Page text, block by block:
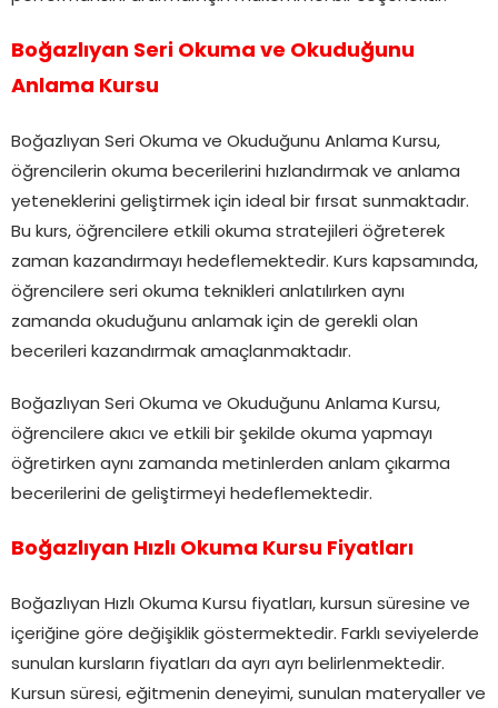
Boğazlıyan Seri Okuma ve Okuduğunu
Anlama Kursu
Boğazlıyan Seri Okuma ve Okuduğunu Anlama Kursu,
öğrencilerin okuma becerilerini hızlandırmak ve anlama
yeteneklerini geliştirmek için ideal bir fırsat sunmaktadır.
Bu kurs, öğrencilere etkili okuma stratejileri öğreterek
zaman kazandırmayı hedeflemektedir. Kurs kapsamında,
öğrencilere seri okuma teknikleri anlatılırken aynı
zamanda okuduğunu anlamak için de gerekli olan
becerileri kazandırmak amaçlanmaktadır.
Boğazlıyan Seri Okuma ve Okuduğunu Anlama Kursu,
öğrencilere akıcı ve etkili bir şekilde okuma yapmayı
öğretirken aynı zamanda metinlerden anlam çıkarma
becerilerini de geliştirmeyi hedeflemektedir.
Boğazlıyan Hızlı Okuma Kursu Fiyatları
Boğazlıyan Hızlı Okuma Kursu fiyatları, kursun süresine ve
içeriğine göre değişiklik göstermektedir. Farklı seviyelerde
sunulan kursların fiyatları da ayrı ayrı belirlenmektedir.
Kursun süresi, eğitmenin deneyimi, sunulan materyaller ve